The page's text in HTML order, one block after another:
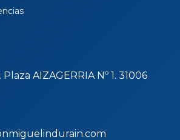
AIZAGERRIA Nº 1. 31006